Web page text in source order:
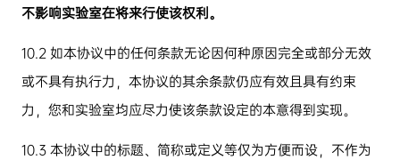
不影响实验室在将来行使该权利。
10.2 如本协议中的任何条款无论因何种原因完全或部分无效
或不具有执行力，本协议的其余条款仍应有效且具有约束
力，您和实验室均应尽力使该条款设定的本意得到实现。
10.3本协议中的标题、简称或定义等仅为方便而设，不作为